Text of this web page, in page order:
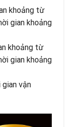
khoảng từ
gian khoảng
khoảng từ
gian khoảng
vận